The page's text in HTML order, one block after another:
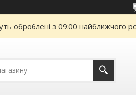
оброблені з 09:00 найближчого